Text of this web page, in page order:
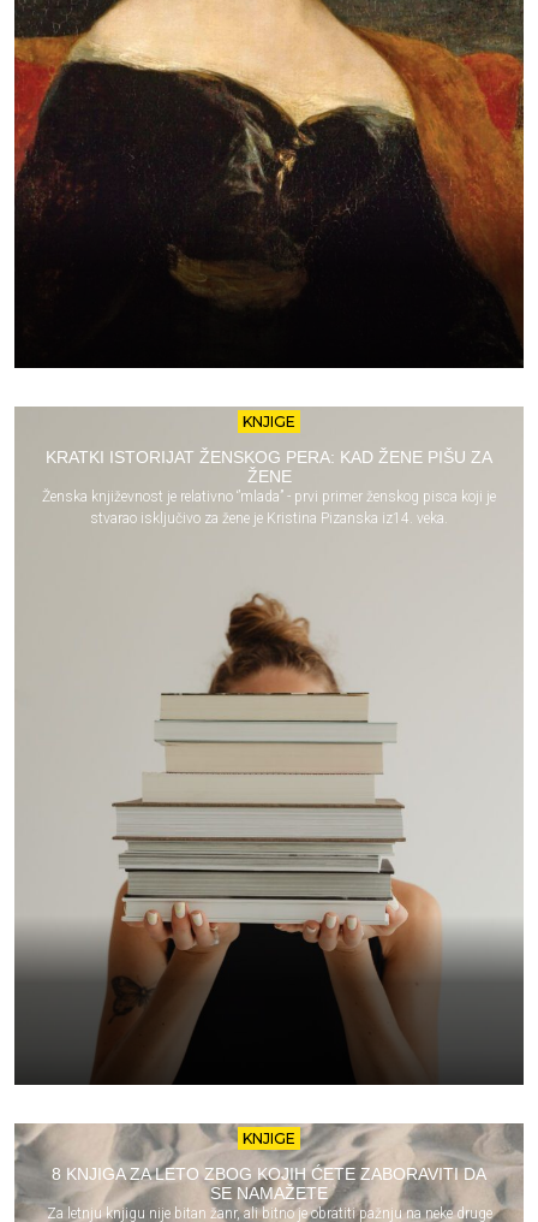
KNJIGE
KRATKI ISTORIJAT ŽENSKOG PERA: KAD ŽENE PIŠU ZA
ŽENE
Ženska književnost je relativno ‘’mlada’’ - prvi primer ženskog pisca koji je
stvarao isključivo za žene je Kristina Pizanska iz14. veka.
KNJIGE
8 KNJIGA ZA LETO ZBOG KOJIH ĆETE ZABORAVITI DA
SE NAMAŽETE
Za letnju knjigu nije bitan žanr, ali bitno je obratiti pažnju na neke druge